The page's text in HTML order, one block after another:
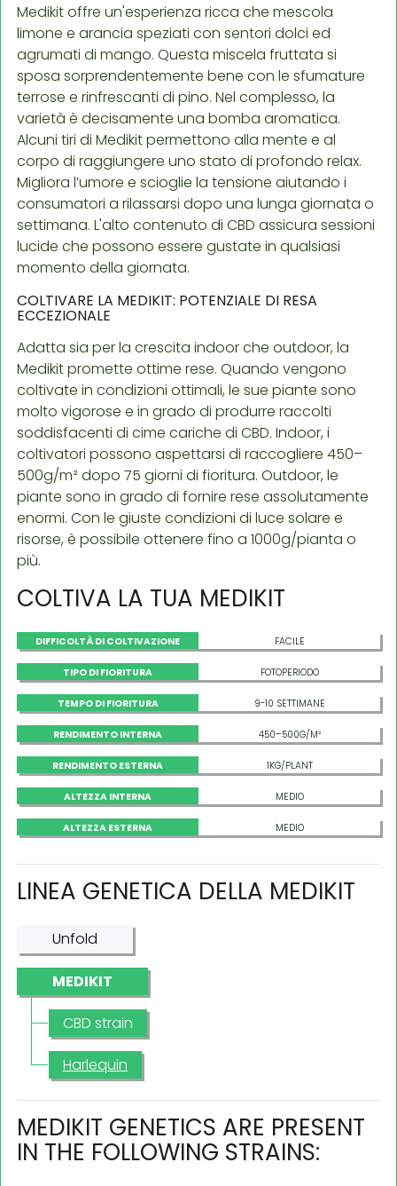
Medikit offre un'esperienza ricca che mescola
limone e arancia speziati con sentori dolci ed
agrumati di mango. Questa miscela fruttata si
sposa sorprendentemente bene con le sfumature
terrose e rinfrescanti di pino. Nel complesso, la
varietà è decisamente una bomba aromatica.
Alcuni tiri di Medikit permettono alla mente e al
corpo di raggiungere uno stato di profondo relax.
Migliora l’umore e scioglie la tensione aiutando i
consumatori a rilassarsi dopo una lunga giornata o
settimana. L'alto contenuto di CBD assicura sessioni
lucide che possono essere gustate in qualsiasi
momento della giornata.
COLTIVARE LA MEDIKIT: POTENZIALE DI RESA
ECCEZIONALE
Adatta sia per la crescita indoor che outdoor, la
Medikit promette ottime rese. Quando vengono
coltivate in condizioni ottimali, le sue piante sono
molto vigorose e in grado di produrre raccolti
soddisfacenti di cime cariche di CBD. Indoor, i
coltivatori possono aspettarsi di raccogliere 450–
500g/m² dopo 75 giorni di fioritura. Outdoor, le
piante sono in grado di fornire rese assolutamente
enormi. Con le giuste condizioni di luce solare e
risorse, è possibile ottenere fino a 1000g/pianta o
più.
COLTIVA LA TUA MEDIKIT
DIFFICOLTÀ DI COLTIVAZIONE FACILE
TIPO DI FIORITURA FOTOPERIODO
TEMPO DI FIORITURA 9-10 SETTIMANE
RENDIMENTO INTERNA 450–500G/M²
RENDIMENTO ESTERNA 1KG/PLANT
ALTEZZA INTERNA MEDIO
ALTEZZA ESTERNA MEDIO
LINEA GENETICA DELLA MEDIKIT
Unfold
MEDIKIT
CBD strain
Harlequin
MEDIKIT GENETICS ARE PRESENT
IN THE FOLLOWING STRAINS: